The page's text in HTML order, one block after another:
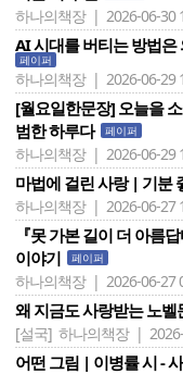
하나의책장 | 2026-06-30
AI 시대를 버티는 방법
페이퍼
하나의책장 | 2026-06-29
[월요일한문장] 오늘을
범한 하루다 페이퍼
하나의책장 | 2026-06-29
마법에 걸린 사랑 | 기분
하나의책장 | 2026-06-27
『못 가본 길이 더 아름
이야기
페이퍼
하나의책장 | 2026-06-27
왜 지금도 사랑받는 노
[설국] 하나의책장 |
어떤 그림 | 이병률 시 -